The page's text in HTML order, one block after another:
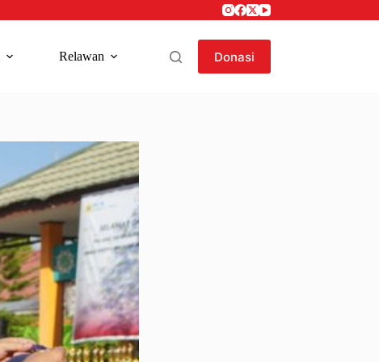
Relawan Donasi